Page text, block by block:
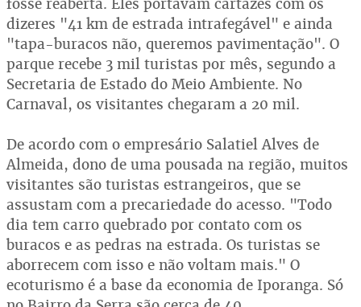
dizeres "41 km de estrada intrafegável" e ainda
"tapa-buracos não, queremos pavimentação". O
parque recebe 3 mil turistas por mês, segundo a
Secretaria de Estado do Meio Ambiente. No
Carnaval, os visitantes chegaram a 20 mil.
De acordo com o empresário Salatiel Alves de
Almeida, dono de uma pousada na região, muitos
visitantes são turistas estrangeiros, que se
assustam com a precariedade do acesso. "Todo
dia tem carro quebrado por contato com os
buracos e as pedras na estrada. Os turistas se
aborrecem com isso e não voltam mais." O
ecoturismo é a base da economia de Iporanga. Só